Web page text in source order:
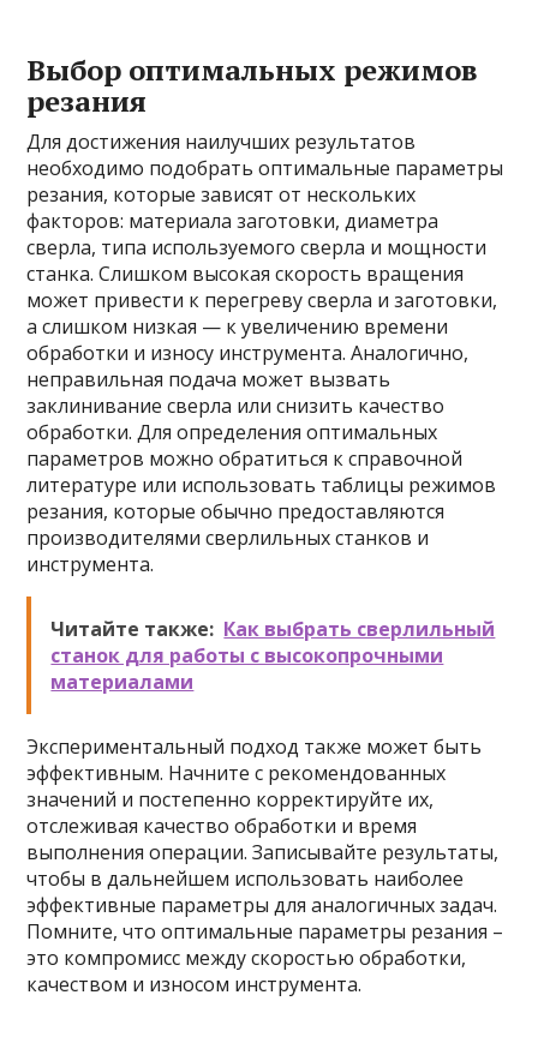
Выбор оптимальных режимов
резания
Для достижения наилучших результатов
необходимо подобрать оптимальные параметры
резания, которые зависят от нескольких
факторов: материала заготовки, диаметра
сверла, типа используемого сверла и мощности
станка. Слишком высокая скорость вращения
может привести к перегреву сверла и заготовки,
а слишком низкая — к увеличению времени
обработки и износу инструмента. Аналогично,
неправильная подача может вызвать
заклинивание сверла или снизить качество
обработки. Для определения оптимальных
параметров можно обратиться к справочной
литературе или использовать таблицы режимов
резания, которые обычно предоставляются
производителями сверлильных станков и
инструмента.
Читайте также: Как выбрать сверлильный
станок для работы с высокопрочными
материалами
Экспериментальный подход также может быть
эффективным. Начните с рекомендованных
значений и постепенно корректируйте их,
отслеживая качество обработки и время
выполнения операции. Записывайте результаты,
чтобы в дальнейшем использовать наиболее
эффективные параметры для аналогичных задач.
Помните, что оптимальные параметры резания –
это компромисс между скоростью обработки,
качеством и износом инструмента.